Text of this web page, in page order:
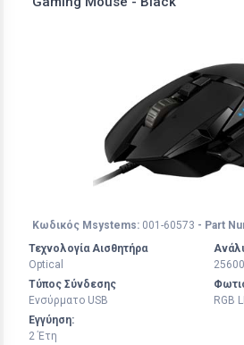
Κωδικός Msystems: 001-60573 - Part
Τεχνολογία Αισθητήρα
Optical
Τύπος Σύνδεσης
Ενσύρματο USB
RGB
Εγγύηση:
2 Έτη